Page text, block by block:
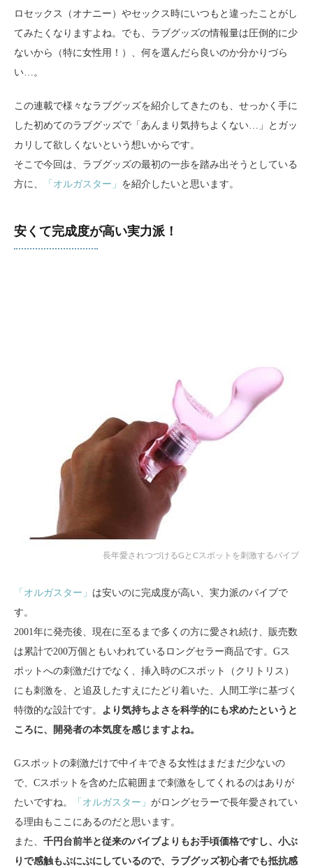
ロセックス（オナニー）やセックス時にいつもと違ったことがし
てみたくなりますよね。でも、ラブグッズの情報量は圧倒的に少
ないから（特に女性用！）、何を選んだら良いのか分かりづら
い…。
この連載で様々なラブグッズを紹介してきたのも、せっかく手に
した初めてのラブグッズで「あんまり気持ちよくない…」とガッ
カリして欲しくないという想いからです。
そこで今回は、ラブグッズの最初の一歩を踏み出そうとしている
方に、
「オルガスター」 を紹介したいと思います。
安くて完成度が高い実力派！
長年愛されつづけるGとCスポットを刺激するバイブ
「オルガスター」 は安いのに完成度が高い、実力派のバイブで
す。
2001年に発売後、現在に至るまで多くの方に愛され続け、販売数
は累計で200万個ともいわれているロングセラー商品です。Gス
ポットへの刺激だけでなく、挿入時のCスポット（クリトリス）
にも刺激を、と追及したすえにたどり着いた、人間工学に基づく
特徴的な設計です。
より気持ちよさを科学的にも求めたというと
ころに、開発者の本気度を感じますよね。
Gスポットの刺激だけで中イキできる女性はまだまだ少ないの
で、Cスポットを含めた広範囲まで刺激をしてくれるのはありが
たいですね。
「オルガスター」 がロングセラーで長年愛されてい
る理由もここにあるのだと思います。
また、 千円台前半と従来のバイブよりもお手頃価格ですし、小ぶ
りで感触もぷにぷにしているので、ラブグッズ初心者でも抵抗感